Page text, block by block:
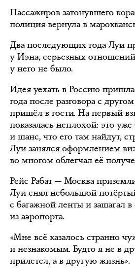
Пассажиров затонувшего
полиция вернула в
Два последующих года Луи
у Иэна, серьезных
у него не было.
Идея уехать в Россию
года после разговора с
пришёл в гости. На первый
показалась неплохой: это
и шанс, что его там найдут,
Луи занялся оформлением
во многом облегчал её
Рейс Рабат — Москва
Луи снял небольшой
с багажной ленты и зашагал
из аэропорта.
«Мне всё казалось странно
и незнакомым. Будто я не в
прилетел, а в другую жизнь».